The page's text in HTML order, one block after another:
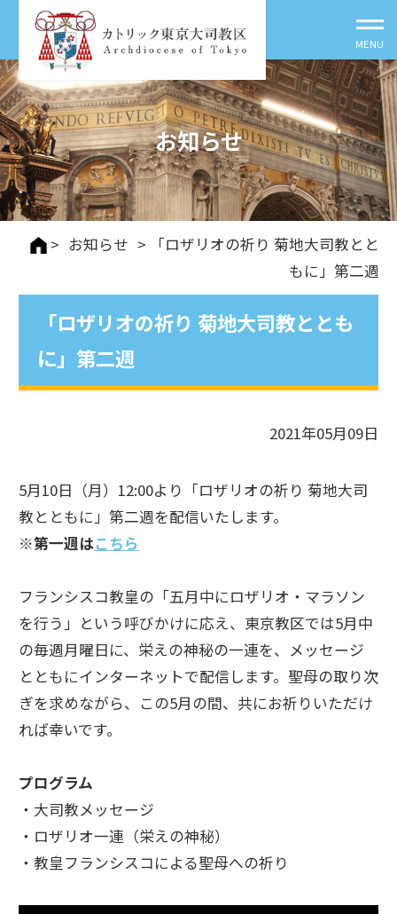
お知らせ
> お知らせ > 「ロザリオの祈り 菊地大司教とと
もに」第二週
「ロザリオの祈り 菊地大司教ととも
に」第二週
2021年05月09日
5月10日（月）12:00より「ロザリオの祈り 菊地大司
教とともに」第二週を配信いたします。
※第一週はこちら
フランシスコ教皇の「五月中にロザリオ・マラソン
を行う」という呼びかけに応え、東京教区では5月中
の毎週月曜日に、栄えの神秘の一連を、メッセージ
とともにインターネットで配信します。聖母の取り次
ぎを求めながら、この5月の間、共にお祈りいただけ
れば幸いです。
プログラム
・大司教メッセージ
・ロザリオ一連（栄えの神秘）
・教皇フランシスコによる聖母への祈り